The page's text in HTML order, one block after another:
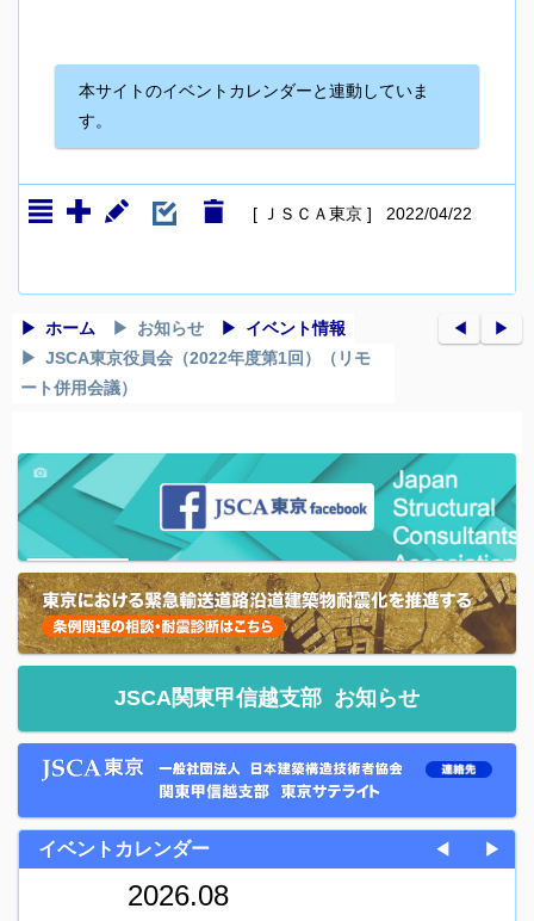
本サイトのイベントカレンダーと連動していま
す。
[ ＪＳＣＡ東京 ] 2022/04/22
ホーム お知らせ
イベント情報
JSCA東京役員会（2022年度第1回）（リモ
ート併用会議）
◀︎ ▶︎
JSCA関東甲信越支部 お知らせ
イベントカレンダー ◀ ▶
2026.08